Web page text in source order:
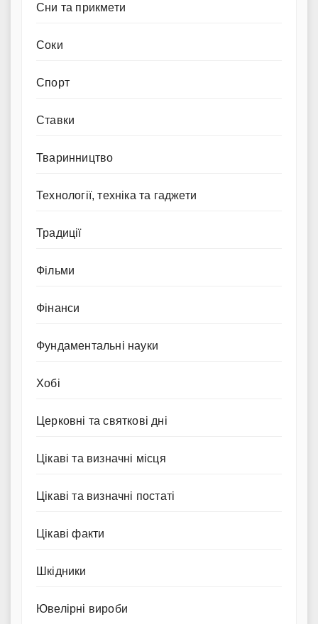
Сни та прикмети
Соки
Спорт
Ставки
Тваринництво
Технології, техніка та гаджети
Традиції
Фільми
Фінанси
Фундаментальні науки
Хобі
Церковні та святкові дні
Цікаві та визначні місця
Цікаві та визначні постаті
Цікаві факти
Шкідники
Ювелірні вироби